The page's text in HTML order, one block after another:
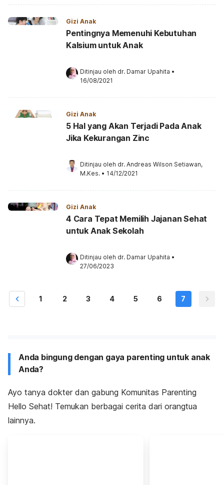
Gizi Anak
Pentingnya Memenuhi Kebutuhan
Kalsium untuk Anak
Ditinjau oleh dr. Damar Upahita •
16/08/2021
Gizi Anak
5 Hal yang Akan Terjadi Pada Anak
Jika Kekurangan Zinc
Ditinjau oleh dr. Andreas Wilson Setiawan,
M.Kes. • 14/12/2021
Gizi Anak
4 Cara Tepat Memilih Jajanan Sehat
untuk Anak Sekolah
Ditinjau oleh dr. Damar Upahita •
27/06/2023
1 2 3 4 5 6 7
Anda bingung dengan gaya parenting untuk anak
Anda?
Ayo tanya dokter dan gabung Komunitas Parenting
Hello Sehat! Temukan berbagai cerita dari orangtua
lainnya.